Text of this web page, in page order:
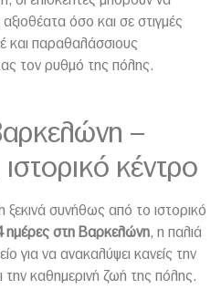
όσο και σε στιγμές
και παραθαλάσσιους
τον ρυθμό της πόλης.
–
κέντρο
ξεκινά συνήθως από το ιστορικό
ημέρες στη Βαρκελώνη, η παλιά
για να ανακαλύψει κανείς την
την καθημερινή ζωή της πόλης.